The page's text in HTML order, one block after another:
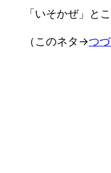
「いそかぜ」と
（このネタ→つづ